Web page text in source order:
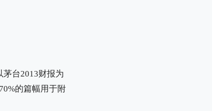
台2013财报为
的篇幅用于附